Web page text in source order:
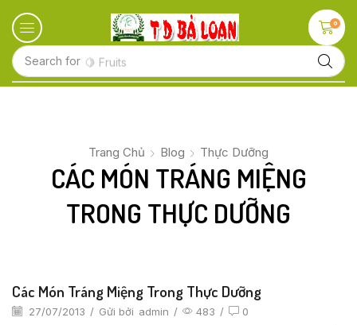
Search for 🍋 Fruits
0
Trang Chủ Blog Thực Dưỡng
CÁC MÓN TRÁNG MIỆNG
TRONG THỰC DƯỠNG
Các Món Tráng Miệng Trong Thực Dưỡng
27/07/2013 / Gửi bởi admin / 483 / 0